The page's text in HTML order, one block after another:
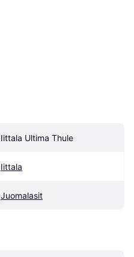
Iittala Ultima Thule
Iittala
Juomalasit